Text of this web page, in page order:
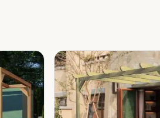
De plus, son
bois contre l’humidité,
un protecteur sur
et déformations